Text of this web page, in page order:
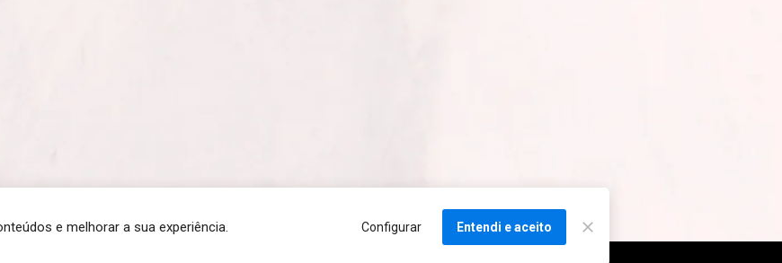
e melhorar a sua experiência. Configurar Entendi e aceito